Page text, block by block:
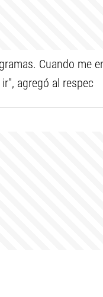
Cuando me
agregó al respec